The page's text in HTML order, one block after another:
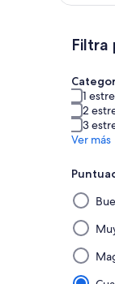
Filtra
1
2
3
Ver más
Al
y
aplicar
un
filtro